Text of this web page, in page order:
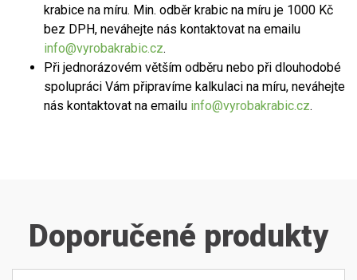
krabice na míru. Min. odběr krabic na míru je 1000 Kč
bez DPH, neváhejte nás kontaktovat na emailu
info@vyrobakrabic.cz.
Při jednorázovém větším odběru nebo při dlouhodobé
spolupráci Vám připravíme kalkulaci na míru, neváhejte
nás kontaktovat na emailu info@vyrobakrabic.cz.
Doporučené produkty